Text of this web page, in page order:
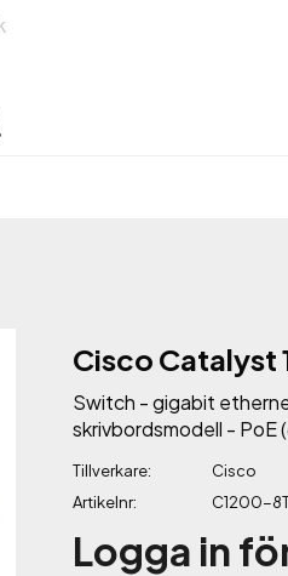
Cisco
Switch - gigabit
skrivbordsmodell - PoE
Tillverkare
Cisco
Artikelnr
C1200-
Logga in